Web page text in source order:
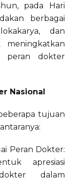
pada Hari
berbagai
dan
meningkatkan
peran dokter
Nasional
tujuan
Peran Dokter:
apresiasi
dalam